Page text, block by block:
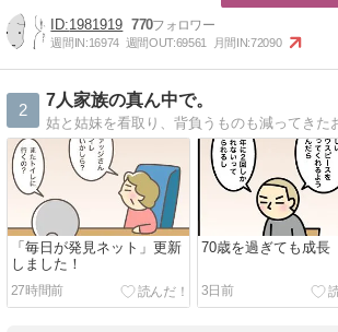
1981919 770
週間IN:16974 週間OUT:69561 月間IN:72090
2
7人家族の真ん中で。
「毎日が発見ネット」更新
しました！
27時間前
70歳を過ぎても成長
3日前